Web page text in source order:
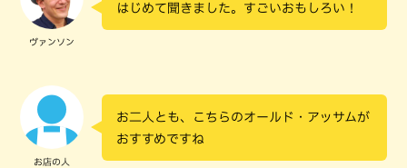
ヴァンソン
はじめて聞きました。すごいおもしろい！
お店の人
お二人とも、こちらのオールド・アッサムが
おすすめですね